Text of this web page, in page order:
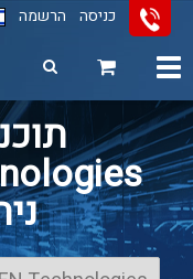
11
12
13
כניסה הרשמה
Toggle